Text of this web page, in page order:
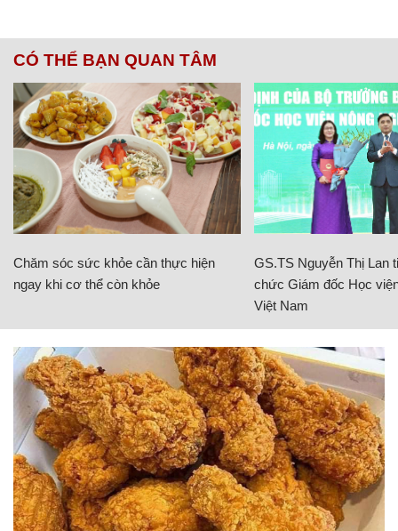
CÓ THỂ BẠN QUAN TÂM
Chăm sóc sức khỏe cần thực hiện
ngay khi cơ thể còn khỏe
GS.TS Nguyễn Thị Lan
chức Giám đốc Học
Việt Nam